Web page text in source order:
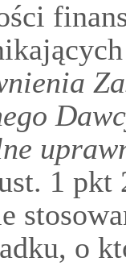
1 pkt
o